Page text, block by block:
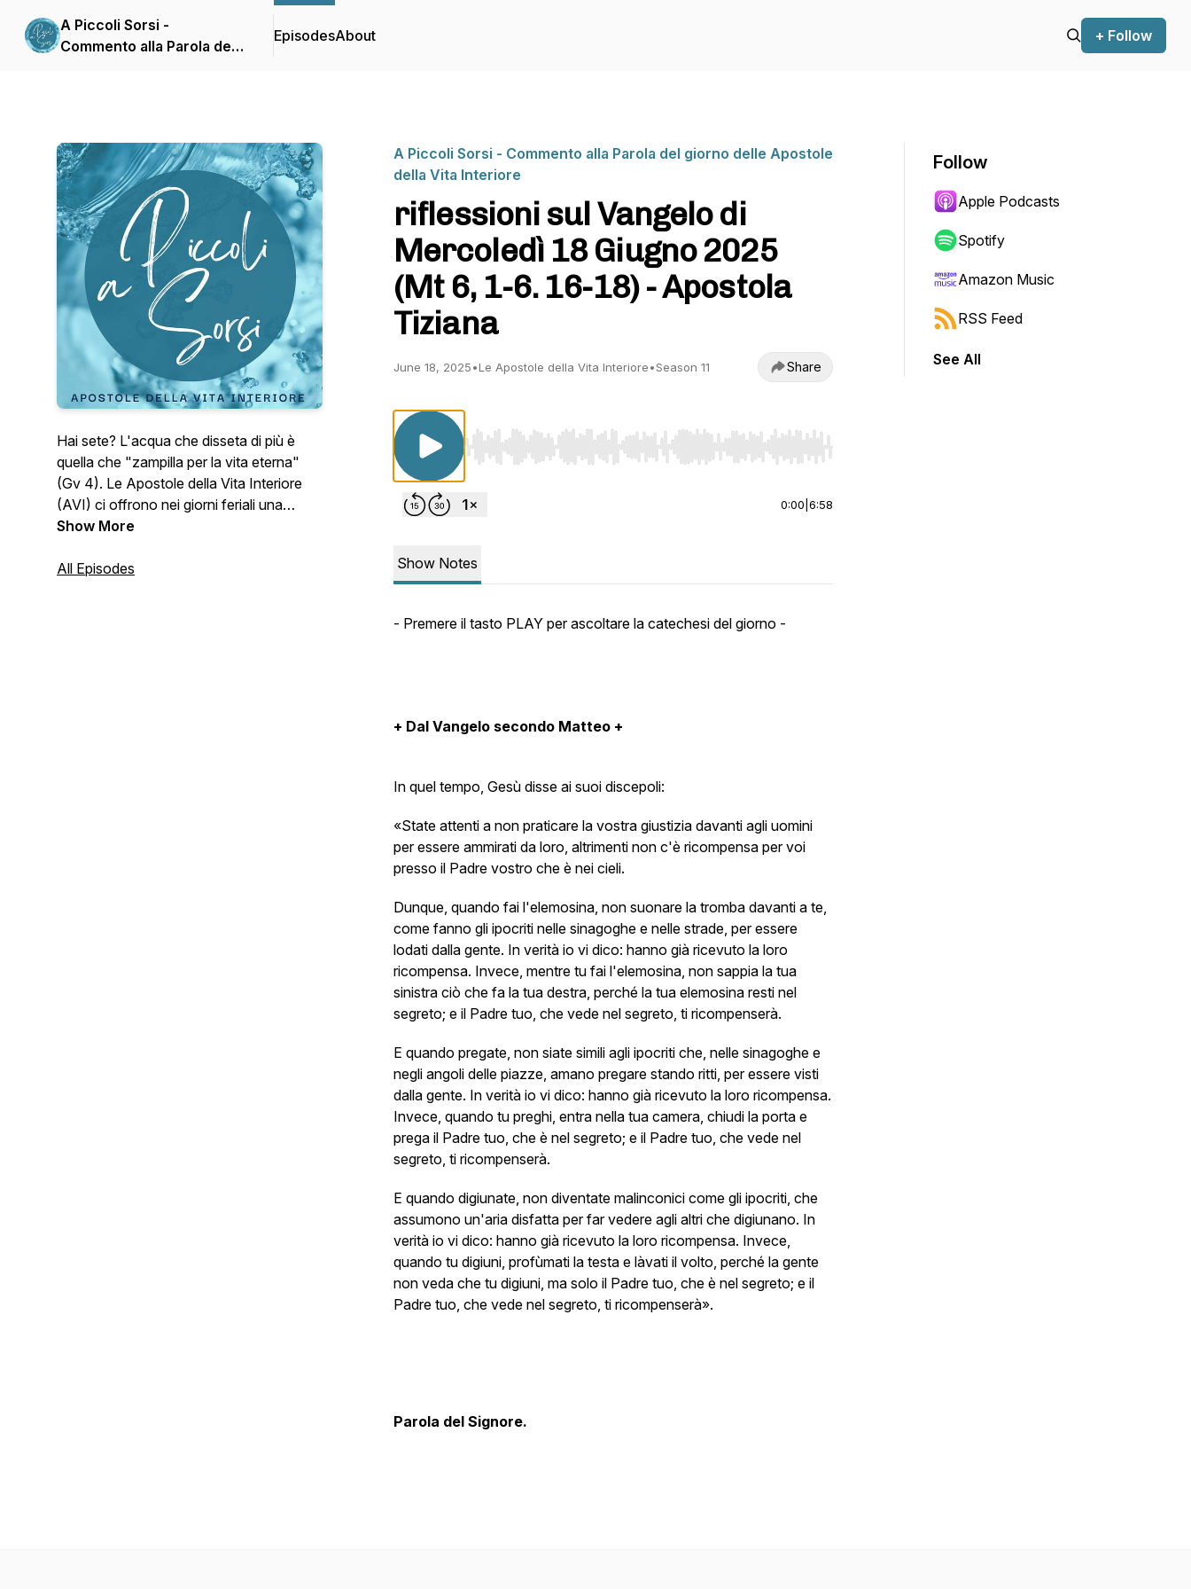
A Piccoli Sorsi -
Commento alla Parola del
EpisodesAbout + Follow
Hai sete? L'acqua che disseta di più è
quella che "zampilla per la vita eterna"
(Gv 4). Le Apostole della Vita Interiore
(AVI) ci offrono nei giorni feriali una
riflessione sulla liturgia quotidiana. N.B. La
nostre comunità parrocchiali.
Show More
All Episodes
A Piccoli Sorsi - Commento alla Parola del giorno delle Apostole
della Vita Interiore
riflessioni sul Vangelo di
Mercoledì 18 Giugno 2025
(Mt 6, 1-6. 16-18) - Apostola
Tiziana
June 18, 2025•Le Apostole della Vita Interiore•Season 11 Share
Use Left/Right to seek, Home/End to jump to start or end. Hold shift to jump forward or backward.
0:00 6:58
Show Notes
- Premere il tasto PLAY per ascoltare la catechesi del giorno -
+ Dal Vangelo secondo Matteo +
In quel tempo, Gesù disse ai suoi discepoli:
«State attenti a non praticare la vostra giustizia davanti agli uomini
per essere ammirati da loro, altrimenti non c'è ricompensa per voi
presso il Padre vostro che è nei cieli.
Dunque, quando fai l'elemosina, non suonare la tromba davanti a te,
come fanno gli ipocriti nelle sinagoghe e nelle strade, per essere
lodati dalla gente. In verità io vi dico: hanno già ricevuto la loro
ricompensa. Invece, mentre tu fai l'elemosina, non sappia la tua
sinistra ciò che fa la tua destra, perché la tua elemosina resti nel
segreto; e il Padre tuo, che vede nel segreto, ti ricompenserà.
E quando pregate, non siate simili agli ipocriti che, nelle sinagoghe e
negli angoli delle piazze, amano pregare stando ritti, per essere visti
dalla gente. In verità io vi dico: hanno già ricevuto la loro ricompensa.
Invece, quando tu preghi, entra nella tua camera, chiudi la porta e
prega il Padre tuo, che è nel segreto; e il Padre tuo, che vede nel
segreto, ti ricompenserà.
E quando digiunate, non diventate malinconici come gli ipocriti, che
assumono un'aria disfatta per far vedere agli altri che digiunano. In
verità io vi dico: hanno già ricevuto la loro ricompensa. Invece,
quando tu digiuni, profùmati la testa e làvati il volto, perché la gente
non veda che tu digiuni, ma solo il Padre tuo, che è nel segreto; e il
Padre tuo, che vede nel segreto, ti ricompenserà».
Parola del Signore.
Follow
Apple Podcasts
Spotify
Amazon Music
RSS Feed
See All